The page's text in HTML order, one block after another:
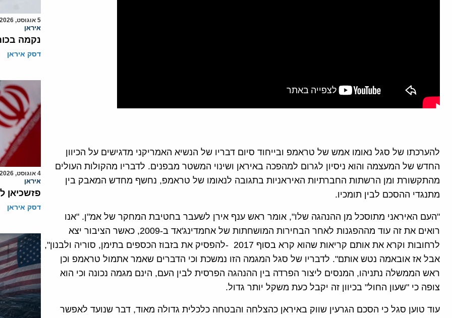
להערכתו של סגל נאומו אמש של טראמפ ובייחוד סיום דבריו של הנשיא האמריקני מדגישים על הכיוון
החדש של המעצמה והוא ניסיון לגרום למהפכה באיראן ושינוי המשטר מבפנים. לדבריו מהקולות העולים
מהתקשורת ומן הרשתות החברתיות האיראניות בתגובה לנאומו של טראמפ, נחשף מחדש המאבק בין
מתנגדי ההסכם לבין תומכיו.
"העם האיראני מתוסכל מן ההנהגה שלו", אומר ראש ענף אירן לשעבר בחטיבת המחקר של אמ"ן. "אנו
רואים את זה עוד מההפגנות לאחר הבחירות המושחתות של אחמדינג'אד ב-2009, כאשר הציבור יצא
לרחובות וקרא את אותם קריאות שהוא קרא בסוף 2017 -להפסיק את בזבוז הכספים בתימן, סוריה ולבנון",
אבל אז אובאמה נטש אותם". לדבריו של סגל המגמה הזו נמשכת וכי הדברים שאמר אתמול טראמפ וכן
ראש הממשלה נתניהו, המנסים ליצור הפרדה בין ההנהגה הפרסית לבין העם, הינם מגמה נכונה וכי הוא
צופה כי "שעון החול" בכיוון זה יקבל כעת משקל יותר גדול.
עוד טוען סגל כי הסכם הגרעין שווק באיראן כהצלחה והבטחה כלכלית גדולה מאוד, דבר שנועד לאפשר
5 אוגוסט, 2026
איראן
נקמה
דסק איראן
4 אוגוסט, 2026
איראן
פזשכיאן
דסק איראן